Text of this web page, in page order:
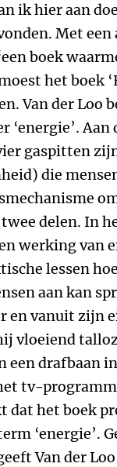
ik hier aan
Met
boek
het boek
Van der Loo
‘energie’.
gaspitten
die
delen. In
werking van
lessen
aan kan
en vanuit zijn
vloeiend
een drafbaan
tv-
dat het boek
‘energie’.
Van der